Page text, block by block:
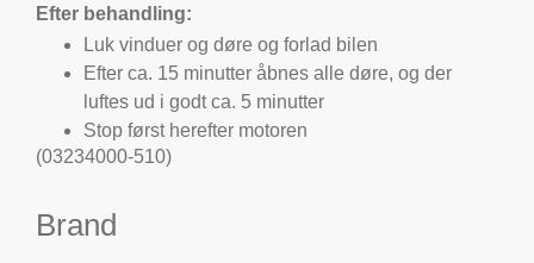
Efter behandling:
Luk vinduer og døre og forlad bilen
Efter ca. 15 minutter åbnes alle døre, og der
luftes ud i godt ca. 5 minutter
Stop først herefter motoren
(03234000-510)
Brand